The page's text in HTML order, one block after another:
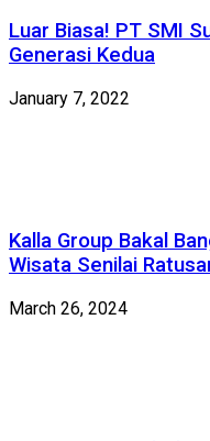
Luar Biasa! PT SMI
Generasi Kedua
January 7, 2022
Kalla Group Bakal
Wisata Senilai
March 26, 2024